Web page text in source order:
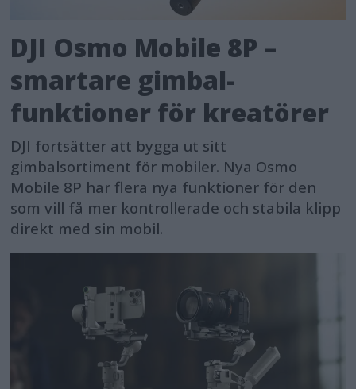
DJI Osmo Mobile 8P –
smartare gimbal-
funktioner för kreatörer
DJI fortsätter att bygga ut sitt
gimbalsortiment för mobiler. Nya Osmo
Mobile 8P har flera nya funktioner för den
som vill få mer kontrollerade och stabila klipp
direkt med sin mobil.